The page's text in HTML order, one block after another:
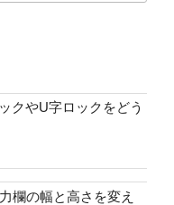
クやU字ロックをどう
欄の幅と高さを変え